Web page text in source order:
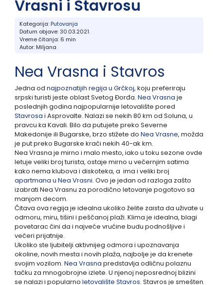
Vrasni i Stavrosu
Kategorija:Putovanja
Datum objave: 30.03.2021.
Vreme čitanja: 6 min
Autor:Miljana
Nea Vrasna i Stavros
Jedna od najpoznatijih regija u Grčkoj, koju preferiraju
srpski turisti jeste oblast Svetog Đorđa. Nea Vrasna je
poslednjih godina najpopularnije letovalište pored
Stavrosa i Asprovalte. Nalazi se nekih 80 km od Soluna, u
pravcu ka Kavali. Bilo da putujete preko Severne
Makedonije ili Bugarske, brzo stižete do Nea Vrasne, možda
je put preko Bugarske kraći nekih 40-ak km.
Nea Vrasna je mirno i malo mesto, iako u toku sezone ovde
letuje veliki broj turista, ostaje mirno u večernjim satima
kako nema klubova i diskoteka, a ima i veliki broj
apartmana u Nea Vrasni. Ovo je jedan od razloga zašto
izabrati Nea Vrasnu za porodično letovanje pogotovo sa
manjom decom.
Čitava ova regija je idealna ukoliko želite zaista da uživate u
odmoru, miru, tišini i peščanoj plaži. Klima je idealna, blagi
povetarac čini da i najveće vrućine budu podnošljive i
večeri prijatnije.
Ukoliko ste ljubitelji aktivnijeg odmora i upoznavanja
okoline, novih mesta i novih plaža, najbolje je da krenete
svojim vozilom. Nea Vrasna predstavlja odličnu polaznu
tačku za mnogobrojne izlete. U njenoj neposrednoj blizini
se nalazi i popularno letovalište Stavros. Stavros je smešten
Possidi
Siviri
Evia, ostrvo
Trakija
Jonska obala
Lefkada, ostrvo
Skiatos, ostrvo
Banja Vrujci
Sijarinska Banja
Gamzigradska Banja
Sokobanja
Gornja Trepča
Vranjska Banja
Ivanjica
Vrnjačka banja
Lukovska Banja
Vrdnik
Tumane